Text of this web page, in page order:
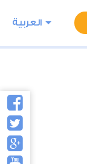
العربية